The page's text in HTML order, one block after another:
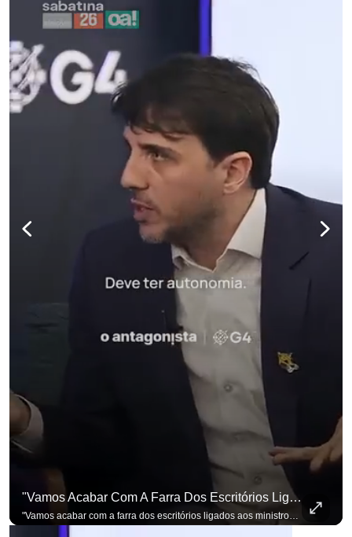
"Vamos Acabar Com A Farra Dos Escritórios Ligados Aos Ministros Do STF"
para não perder